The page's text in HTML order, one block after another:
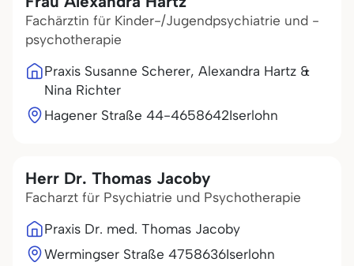
Fachärztin für Kinder-/Jugendpsychiatrie und -
psychotherapie
Praxis Susanne Scherer, Alexandra Hartz &
Nina Richter
Hagener Straße 44-4658642Iserlohn
Herr Dr. Thomas Jacoby
Facharzt für Psychiatrie und Psychotherapie
Praxis Dr. med. Thomas Jacoby
Wermingser Straße 4758636Iserlohn